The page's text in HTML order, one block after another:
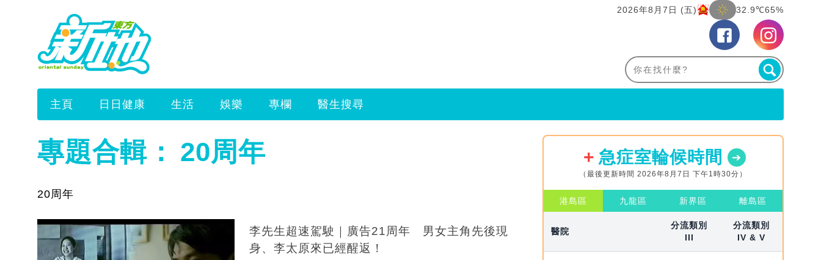
2026年8月7日 (五) 32.9℃65%
主頁 日日健康 生活 娛樂 專欄 醫生搜尋
專題合輯： 20周年
20周年
李先生超速駕駛｜廣告21周年 男女主角先後現
身、李太原來已經醒返！
急症室輪候時間
（最後更新時間 2026年8月7日 下午1時30分）
港島區 九龍區 新界區 離島區
醫院
分流類別
III
分流類別
IV & V